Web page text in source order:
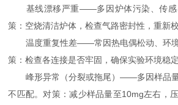
基线漂移严重——多因炉体污染、传感
策：空烧清洁炉体，检查气路密封性，重新校
温度重复性差——常因热电偶松动、环境
策：检查各连接是否牢固，确保实验环境稳
峰形异常（分裂或拖尾）——多因样品量
不匹配。对策：减少样品量至10mg左右，